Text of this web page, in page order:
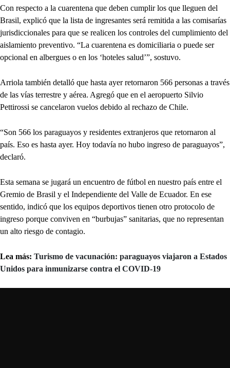
Con respecto a la cuarentena que deben cumplir los que lleguen del
Brasil, explicó que la lista de ingresantes será remitida a las comisarías
jurisdiccionales para que se realicen los controles del cumplimiento del
aislamiento preventivo. “La cuarentena es domiciliaria o puede ser
opcional en albergues o en los ‘hoteles salud’”, sostuvo.
Arriola también detalló que hasta ayer retornaron 566 personas a través
de las vías terrestre y aérea. Agregó que en el aeropuerto Silvio
Pettirossi se cancelaron vuelos debido al rechazo de Chile.
“Son 566 los paraguayos y residentes extranjeros que retornaron al
país. Eso es hasta ayer. Hoy todavía no hubo ingreso de paraguayos”,
declaró.
Esta semana se jugará un encuentro de fútbol en nuestro país entre el
Gremio de Brasil y el Independiente del Valle de Ecuador. En ese
sentido, indicó que los equipos deportivos tienen otro protocolo de
ingreso porque conviven en “burbujas” sanitarias, que no representan
un alto riesgo de contagio.
Lea más: Turismo de vacunación: paraguayos viajaron a Estados
Unidos para inmunizarse contra el COVID-19